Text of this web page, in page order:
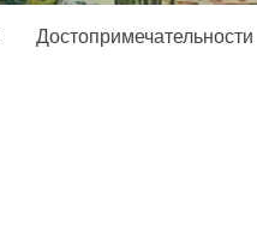
Достопримечательности